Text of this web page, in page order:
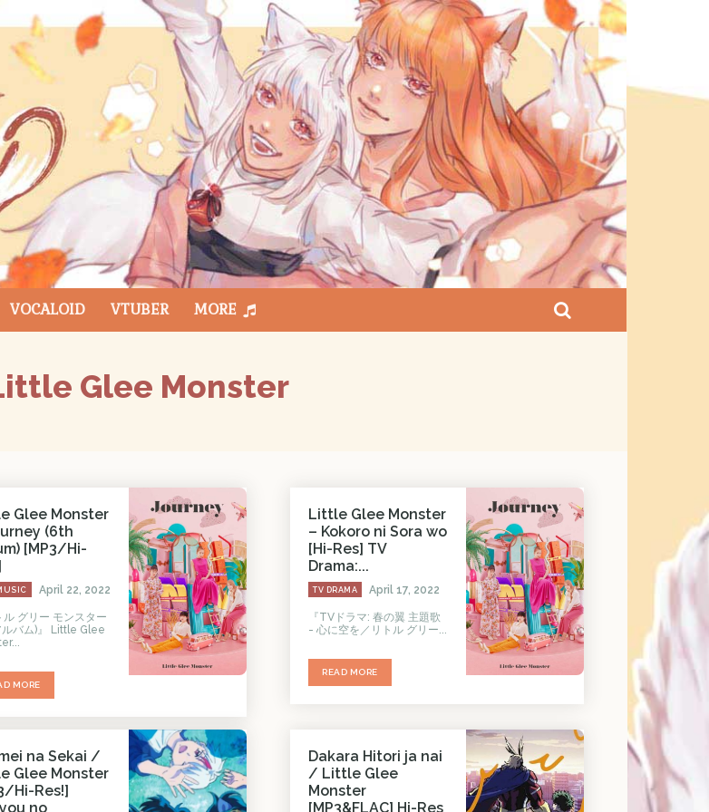
VOCALOID VTUBER MORE
Glee Monster
Glee Monster
(6th
[MP3/Hi-
April 22, 2022
ル グリー モンスター
)』 Little Glee
MORE
Little Glee Monster
– Kokoro ni Sora wo
[Hi-Res] TV
Drama:...
TV DRAMA April 17, 2022
『TVドラマ: 春の翼 主題歌
- 心に空を／リトル グリー...
READ MORE
na Sekai /
Glee Monster
Hi-Res!]
no
Dakara Hitori ja nai
/ Little Glee
Monster
[MP3&FLAC] Hi-Res